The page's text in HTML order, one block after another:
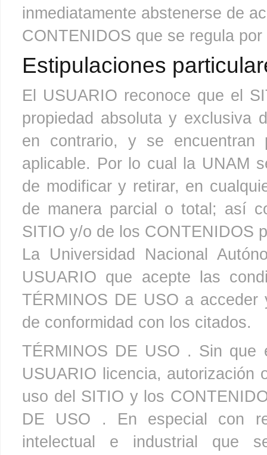
inmediatamente abstenerse de
CONTENIDOS que se regula por
Estipulaciones
El USUARIO reconoce que el
propiedad absoluta y exclusiva
en contrario, y se encuentran
aplicable. Por lo cual la UNAM
de modificar y retirar, en
de manera parcial o total; así
SITIO y/o de los CONTENIDOS
La Universidad Nacional
USUARIO que acepte las
TÉRMINOS DE USO a
de conformidad con los citados.
TÉRMINOS DE USO . Sin que
USUARIO licencia, autorización
uso del SITIO y los
DE USO . En especial con
intelectual e industrial que